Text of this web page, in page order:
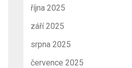
října 2025
září 2025
srpna 2025
července 2025